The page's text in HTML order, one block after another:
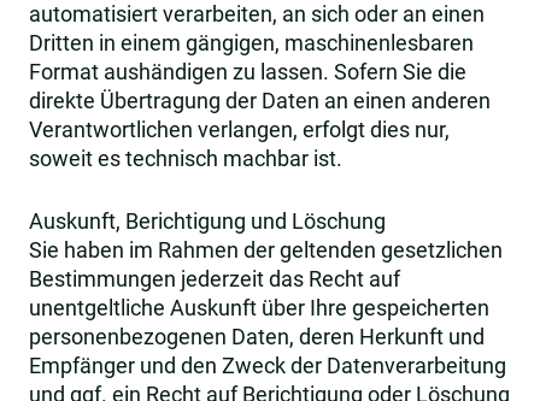
automatisiert verarbeiten, an sich oder an einen
Dritten in einem gängigen, maschinenlesbaren
Format aushändigen zu lassen. Sofern Sie die
direkte Übertragung der Daten an einen anderen
Verantwortlichen verlangen, erfolgt dies nur,
soweit es technisch machbar ist.
Auskunft, Berichtigung und Löschung
Sie haben im Rahmen der geltenden gesetzlichen
Bestimmungen jederzeit das Recht auf
unentgeltliche Auskunft über Ihre gespeicherten
personenbezogenen Daten, deren Herkunft und
Empfänger und den Zweck der Datenverarbeitung
und ggf. ein Recht auf Berichtigung oder Löschung